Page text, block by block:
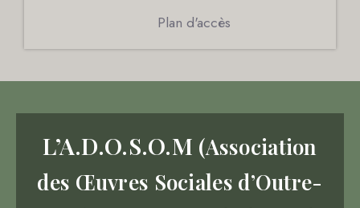
Plan d'accès
L’A.D.O.S.O.M (Association
des Œuvres Sociales d’Outre-